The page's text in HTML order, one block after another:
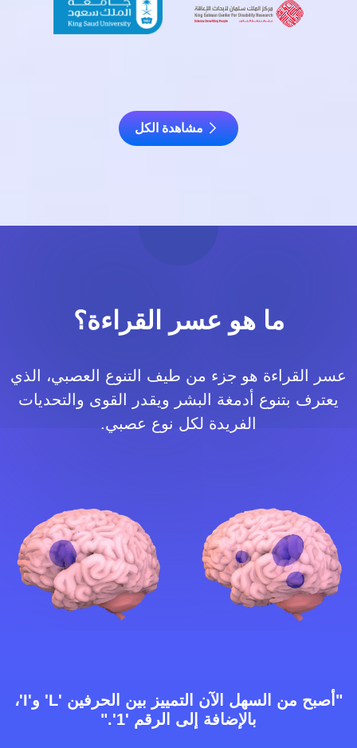
مشاهدة الكل
ما هو عسر القراءة؟
عسر القراءة هو جزء من طيف التنوع العصبي، الذي
يعترف بتنوع أدمغة البشر ويقدر القوى والتحديات
الفريدة لكل نوع عصبي.
"أصبح من السهل الآن التمييز بين الحرفين 'L' و'I'،
بالإضافة إلى الرقم '1'."